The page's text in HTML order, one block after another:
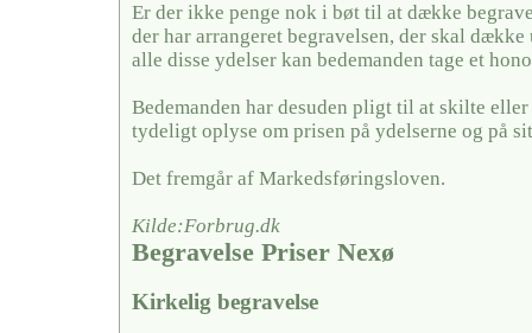
Er der ikke penge nok i bøt til at dække
der har arrangeret begravelsen, der skal
alle disse ydelser kan bedemanden tage et
Bedemanden har desuden pligt til at skilte eller
tydeligt oplyse om prisen på ydelserne og på
Det fremgår af Markedsføringsloven.
Kilde:Forbrug.dk
Begravelse Priser Nexø
Kirkelig begravelse